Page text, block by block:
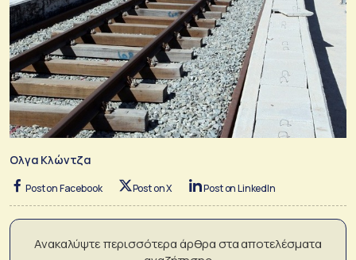
Ολγα Κλώντζα
Post on Facebook Post on X Post on LinkedIn
Ανακαλύψτε περισσότερα άρθρα στα αποτελέσματα